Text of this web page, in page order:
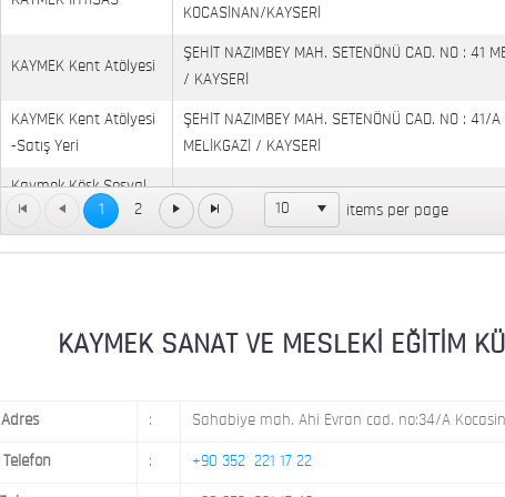
KOCASİNAN/KAYSERİ
KAYMEK Kent Atölyesi
ŞEHİT NAZIMBEY MAH. SETENÖNÜ CAD. NO : 41
/ KAYSERİ
KAYMEK Kent Atölyesi
-Satış Yeri
ŞEHİT NAZIMBEY MAH. SETENÖNÜ CAD. NO : 41/A
MELİKGAZİ / KAYSERİ
Kaymek Köşk Sosyal
Yaşam Merkezi
Köşk Mahallesi, Orgeneral Eşref Bitlis Bulvarı,
KAYMEK MOSTAR
KAYMEK TOKİ
MİMARSİNAN DEMOKRASİ MAH. FATİN RÜŞTÜ
1 2 10 items per page
KAYMEK SANAT VE MESLEKİ EĞİTİM
Adres : Sahabiye mah. Ahi Evran cad. no:34/A
Telefon : +90 352 221 17 22